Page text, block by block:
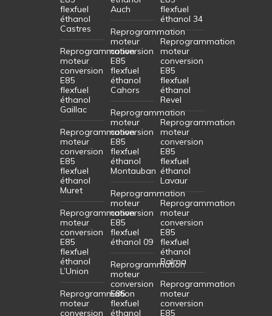
flexfuel
éthanol
Castres
Reprogrammation
moteur
conversion
E85
flexfuel
éthanol
Gaillac
Reprogrammation
moteur
conversion
E85
flexfuel
éthanol
Muret
Reprogrammation
moteur
conversion
E85
flexfuel
éthanol
L’Union
Reprogrammation
moteur
conversion
Auch
Reprogrammation
moteur
conversion
E85
flexfuel
éthanol
Cahors
Reprogrammation
moteur
conversion
E85
flexfuel
éthanol
Montauban
Reprogrammation
moteur
conversion
E85
flexfuel
éthanol 09
Reprogrammation
moteur
conversion
E85
flexfuel
éthanol
flexfuel
éthanol 34
Reprogrammation
moteur
conversion
E85
flexfuel
éthanol
Revel
Reprogrammation
moteur
conversion
E85
flexfuel
éthanol
Lavaur
Reprogrammation
moteur
conversion
E85
flexfuel
éthanol
Balma
Reprogrammation
moteur
conversion
E85